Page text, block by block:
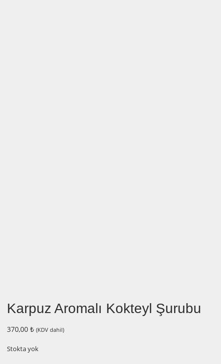
Karpuz Aromalı Kokteyl Şurubu
370,00 ₺ (KDV dahil)
Stokta yok